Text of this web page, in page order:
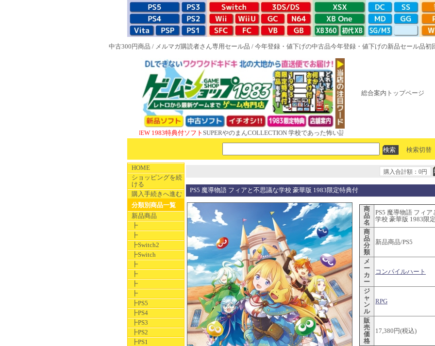
中古300円商品 / メルマガ購読者さん専用セール品 / 今年登録・値下げの中古品今年登録・値下げの新品セール品初
総合案内トップページ
NEW 1983特典付ソフトSUPERやのまんCOLLECTION 学校であった怖い話と晦󠄀つきこもり ルート16R やがて散り
検索切替
HOME
ショッピングを続
ける
購入手続きへ進む
分類別商品一覧
新品商品
┣
┣
┣Switch2
┣Switch
┣
┣
┣
┣
┣PS5
┣PS4
┣PS3
┣PS2
┣PS1
購入合計額：0円
PS5 魔導物語 フィアと不思議な学校 豪華版 1983限定特典付
商
品
名
PS5 魔導物語 フィ
学校 豪華版 1983限
商
品
分
類
新品商品/PS5
メ
ー
カ
ー
コンパイルハート
ジ
ャ
ン
ル
RPG
販
売
価
格
17,380円(税込)